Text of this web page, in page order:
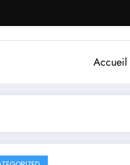
Accueil